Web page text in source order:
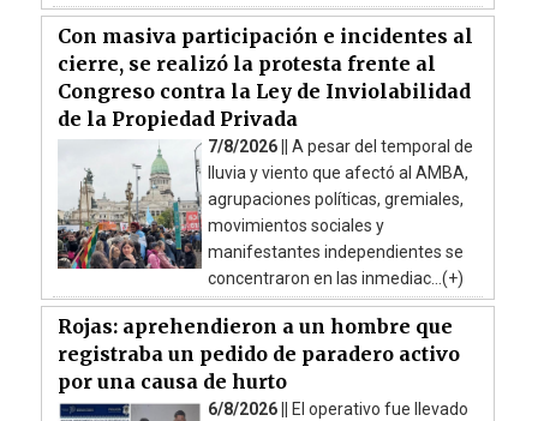
Con masiva participación e incidentes al
cierre, se realizó la protesta frente al
Congreso contra la Ley de Inviolabilidad
de la Propiedad Privada
7/8/2026 || A pesar del temporal de
lluvia y viento que afectó al AMBA,
agrupaciones políticas, gremiales,
movimientos sociales y
manifestantes independientes se
concentraron en las inmediac...(+)
Rojas: aprehendieron a un hombre que
registraba un pedido de paradero activo
por una causa de hurto
6/8/2026 ||
El operativo fue llevado